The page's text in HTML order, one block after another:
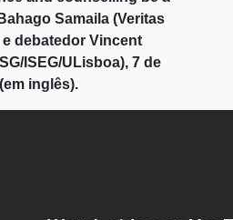
Samaila (Veritas
debatedor Vincent
ISEG/ULisboa), 7 de
inglês).